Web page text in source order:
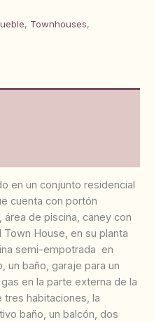
, Townhouses,
en un conjunto residencial
cuenta con portón
de piscina, caney con
House, en su planta
semi-empotrada en
un baño, garaje para un
en la parte externa de la
tres habitaciones, la
baño, un balcón, dos